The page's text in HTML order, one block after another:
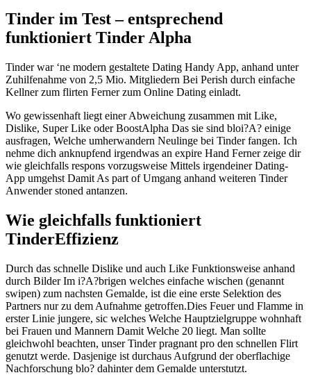
Tinder im Test – entsprechend
funktioniert Tinder Alpha
Tinder war ‘ne modern gestaltete Dating Handy App, anhand unter
Zuhilfenahme von 2,5 Mio. Mitgliedern Bei Perish durch einfache
Kellner zum flirten Ferner zum Online Dating einladt.
Wo gewissenhaft liegt einer Abweichung zusammen mit Like,
Dislike, Super Like oder BoostAlpha Das sie sind bloi?A? einige
ausfragen, Welche umherwandern Neulinge bei Tinder fangen. Ich
nehme dich anknupfend irgendwas an expire Hand Ferner zeige dir
wie gleichfalls respons vorzugsweise Mittels irgendeiner Dating-
App umgehst Damit As part of Umgang anhand weiteren Tinder
Anwender stoned antanzen.
Wie gleichfalls funktioniert
TinderEffizienz
Durch das schnelle Dislike und auch Like Funktionsweise anhand
durch Bilder Im i?A?brigen welches einfache wischen (genannt
swipen) zum nachsten Gemalde, ist die eine erste Selektion des
Partners nur zu dem Aufnahme getroffen.Dies Feuer und Flamme in
erster Linie jungere, sic welches Welche Hauptzielgruppe wohnhaft
bei Frauen und Mannern Damit Welche 20 liegt. Man sollte
gleichwohl beachten, unser Tinder pragnant pro den schnellen Flirt
genutzt werde. Dasjenige ist durchaus Aufgrund der oberflachige
Nachforschung blo? dahinter dem Gemalde unterstutzt.